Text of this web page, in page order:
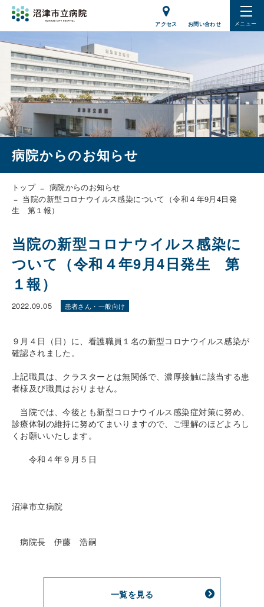
メニュー
アクセス お問い合わせ
病院からのお知らせ
トップ
病院からのお知らせ
当院の新型コロナウイルス感染について（令和４年9月4日発
生 第１報）
当院の新型コロナウイルス感染に
ついて（令和４年9月4日発生 第
１報）
2022.09.05 患者さん・一般向け
９月４日（日）に、看護職員１名の新型コロナウイルス感染が
確認されました。
上記職員は、クラスターとは無関係で、濃厚接触に該当する患
者様及び職員はおりません。
当院では、今後とも新型コロナウイルス感染症対策に努め、
診療体制の維持に努めてまいりますので、ご理解のほどよろし
くお願いいたします。
令和４年９月５日
沼津市立病院
病院長 伊藤 浩嗣
一覧を見る